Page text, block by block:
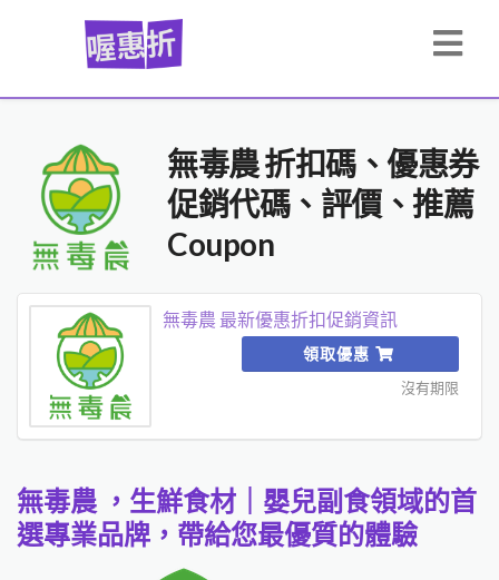
無毒農 折扣碼、優惠券
促銷代碼、評價、推薦
Coupon
無毒農 最新優惠折扣促銷資訊
領取優惠
沒有期限
無毒農 ，生鮮食材｜嬰兒副食領域的首
選專業品牌，帶給您最優質的體驗